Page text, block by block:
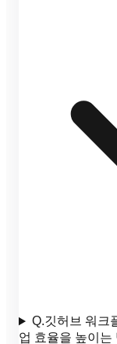
Q.깃허브 워크
업 효율을 높이는